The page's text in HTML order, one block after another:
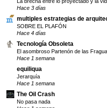
Hace 3 días
multiples estrategias de
SOBRE EL PLAFÓN
Hace 4 días
Tecnología Obsoleta
El asombroso Partenón de las
Hace 1 semana
equiliqua
Jerarquía
Hace 1 semana
The Oil Crash
No pasa nada